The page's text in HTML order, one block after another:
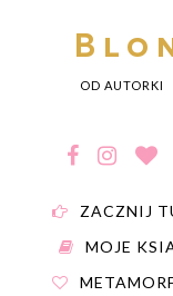
OD AUTORKI
ZACZNIJ
MOJE